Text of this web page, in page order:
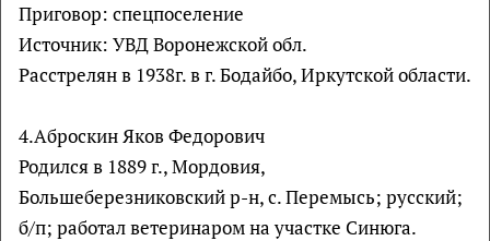
Приговор: спецпоселение
Источник: УВД Воронежской обл.
Расстрелян в 1938г. в г. Бодайбо, Иркутской области.
4.Аброскин Яков Федорович
Родился в 1889 г., Мордовия,
Большеберезниковский р-н, с. Перемысь; русский;
б/п; работал ветеринаром на участке Синюга.